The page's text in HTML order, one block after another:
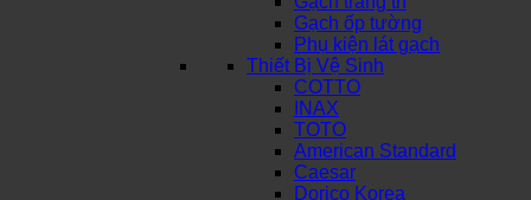
Gạch ốp tường
Phụ kiện lát gạch
Thiết Bị Vệ Sinh
COTTO
INAX
TOTO
American Standard
Caesar
Dorico Korea